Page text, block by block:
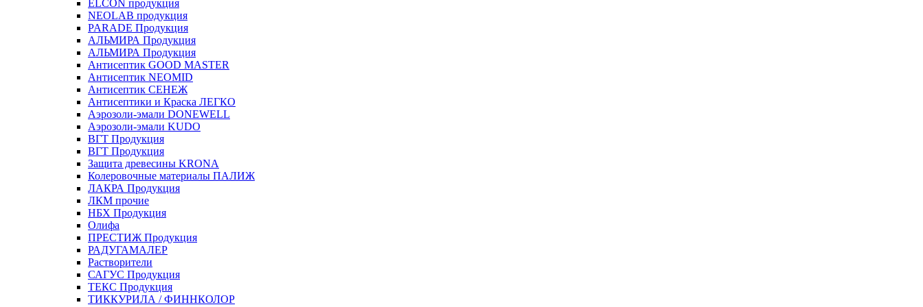
ELCON продукция
NEOLAB продукция
PARADE Продукция
АЛЬМИРА Продукция
АЛЬМИРА Продукция
Антисептик GOOD MASTER
Антисептик NEOMID
Антисептик СЕНЕЖ
Антисептики и Краска ЛЕГКО
Аэрозоли-эмали DONEWELL
Аэрозоли-эмали KUDO
ВГТ Продукция
ВГТ Продукция
Защита древесины KRONA
Колеровочные материалы ПАЛИЖ
ЛАКРА Продукция
ЛКМ прочие
НБХ Продукция
Олифа
ПРЕСТИЖ Продукция
РАДУГАМАЛЕР
Растворители
САГУС Продукция
ТЕКС Продукция
ТИККУРИЛА / ФИННКОЛОР